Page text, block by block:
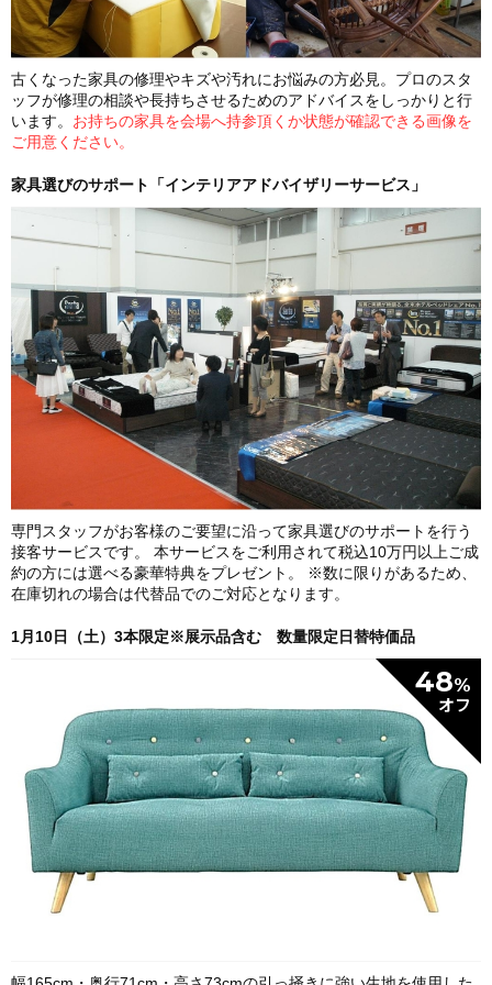
古くなった家具の修理やキズや汚れにお悩みの方必見。プロのスタ
ッフが修理の相談や長持ちさせるためのアドバイスをしっかりと行
います。 お持ちの家具を会場へ持参頂くか状態が確認できる画像を
ご用意ください。
家具選びのサポート「インテリアアドバイザリーサービス」
専門スタッフがお客様のご要望に沿って家具選びのサポートを行う
接客サービスです。 本サービスをご利用されて税込10万円以上ご成
約の方には選べる豪華特典をプレゼント。 ※数に限りがあるため、
在庫切れの場合は代替品でのご対応となります。
1月10日（土）3本限定※展示品含む 数量限定日替特価品
48%